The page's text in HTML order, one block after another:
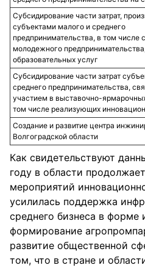
Субсидирование части затрат,
субъектами малого и среднего
предпринимательства, в том числе
молодежного
образовательных услуг
Субсидирование части затрат
среднего предпринимательства,
участием в выставочно-
том числе реализующих
Создание и развитие центра
Волгоградской области
Как свидетельствуют
году в области
мероприятий
усилилась поддержка
среднего бизнеса в форме
формирование
развитие общественной
том, что в стране и